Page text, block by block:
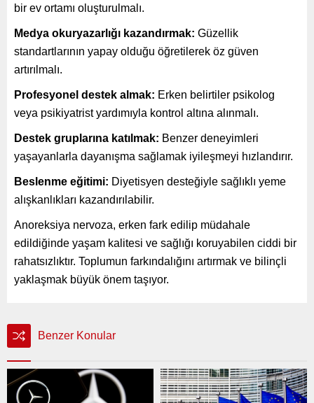
bir ev ortamı oluşturulmalı.
Medya okuryazarlığı kazandırmak: Güzellik
standartlarının yapay olduğu öğretilerek öz güven
artırılmalı.
Profesyonel destek almak: Erken belirtiler psikolog
veya psikiyatrist yardımıyla kontrol altına alınmalı.
Destek gruplarına katılmak: Benzer deneyimleri
yaşayanlarla dayanışma sağlamak iyileşmeyi hızlandırır.
Beslenme eğitimi: Diyetisyen desteğiyle sağlıklı yeme
alışkanlıkları kazandırılabilir.
Anoreksiya nervoza, erken fark edilip müdahale
edildiğinde yaşam kalitesi ve sağlığı koruyabilen ciddi bir
rahatsızlıktır. Toplumun farkındalığını artırmak ve bilinçli
yaklaşmak büyük önem taşıyor.
Benzer Konular